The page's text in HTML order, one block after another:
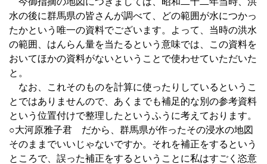
水の後に群馬県の皆さんが調べて、どの範囲が水につかっ
たかという唯一の資料でございます。よって、当時の洪水
の範囲、はんらん量を当たるという意味では、この資料を
おいてほかの資料がないということで使わせていただいた
と。
なお、これそのものを計算に使ったりしているというこ
とではありませんので、あくまでも補足的な別の参考資料
という位置付けで整理したというふうに考えております。
○大河原雅子君 だから、群馬県が作ったその浸水の地図
そのままでいいじゃないですか。それを補正をするという
ところで、誤った補正をするということに私はすごく恣意